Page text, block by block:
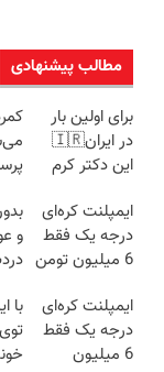
مطالب پیشنهادی
برای اولین بار
در ایران🇮🇷
این دکتر کرم
روزه ساخت!
ایمپلنت کره‌ای
درجه یک فقط
6 میلیون تومن
و
ایمپلنت کره‌ای
درجه یک فقط
6 میلیون
با
توی